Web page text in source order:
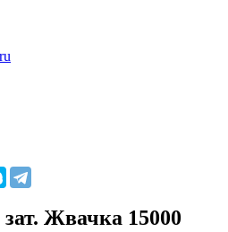
Жвачка 15000